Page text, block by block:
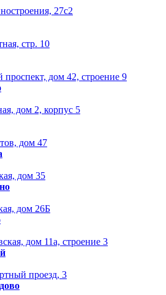
27с2
стр. 10
дом 42, строение 9
дом 2, корпус 5
дом 47
дом 35
дом 26Б
дом 11а, строение 3
проезд, 3